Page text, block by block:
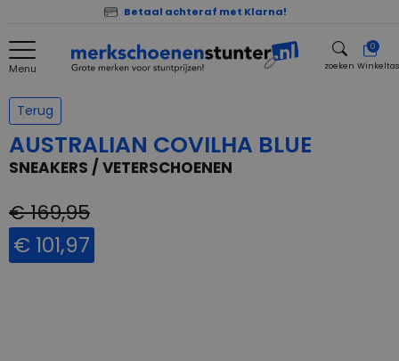
Betaal achteraf met Klarna!
Menu zoeken
0
Winkeltas
Terug
AUSTRALIAN COVILHA BLUE
SNEAKERS / VETERSCHOENEN
€ 169,95
€ 101,97